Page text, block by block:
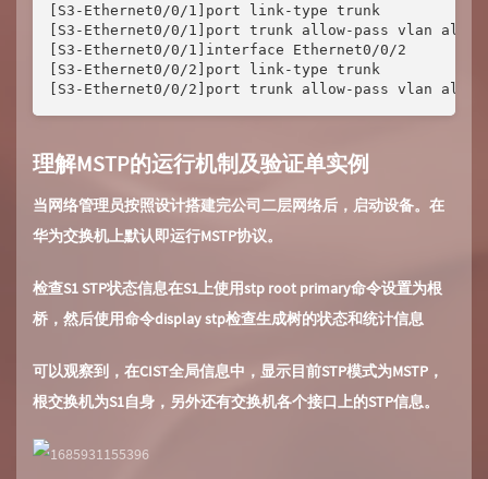
[S3-Ethernet0/0/1]port link-type trunk
[S3-Ethernet0/0/1]port trunk allow-pass vlan all
[S3-Ethernet0/0/1]interface Ethernet0/0/2
[S3-Ethernet0/0/2]port link-type trunk
[S3-Ethernet0/0/2]port trunk allow-pass vlan al
理解MSTP的运行机制及验证单实例
当网络管理员按照设计搭建完公司二层网络后，启动设备。在
华为交换机上默认即运行MSTP协议。
检查S1 STP状态信息在S1上使用stp root primary命令设置为根
桥，然后使用命令display stp检查生成树的状态和统计信息
可以观察到，在CIST全局信息中，显示目前STP模式为MSTP，
根交换机为S1自身，另外还有交换机各个接口上的STP信息。